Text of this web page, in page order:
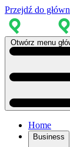
Przejdź do
Otwórz menu
Home
Business